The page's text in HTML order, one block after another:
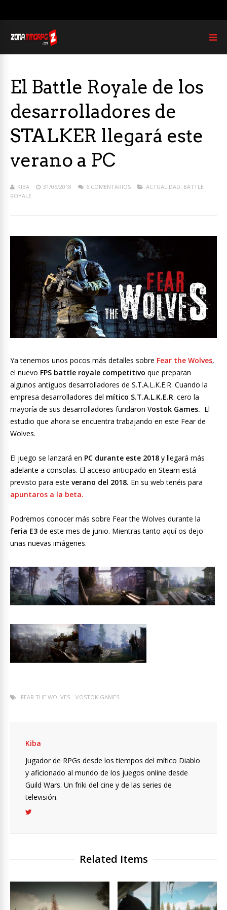
El Battle Royale de los
desarrolladores de
STALKER llegará este
verano a PC
KIBA 31/05/2018 6 COMENTARIOS ACTUALIDAD, BATTLE
ROYALE
Ya tenemos unos pocos más detalles sobre Fear the Wolves,
el nuevo FPS battle royale competitivo que preparan
algunos antiguos desarrolladores de S.T.A.L.K.E.R. Cuando la
empresa desarrolladores del mítico S.T.A.L.K.E.R. cero la
mayoría de sus desarrolladores fundaron Vostok Games. El
estudio que ahora se encuentra trabajando en este Fear de
Wolves.
El juego se lanzará en PC durante este 2018 y llegará más
adelante a consolas. El acceso anticipado en Steam está
previsto para este verano del 2018. En su web tenéis para
apuntaros a la beta.
Podremos conocer más sobre Fear the Wolves durante la
feria E3 de este mes de junio. Mientras tanto aquí os dejo
unas nuevas imágenes.
FEAR THE WOLVES VOSTOK GAMES
Kiba
Jugador de RPGs desde los tiempos del mítico Diablo
y aficionado al mundo de los juegos online desde
Guild Wars. Un friki del cine y de las series de
televisión.
Related Items